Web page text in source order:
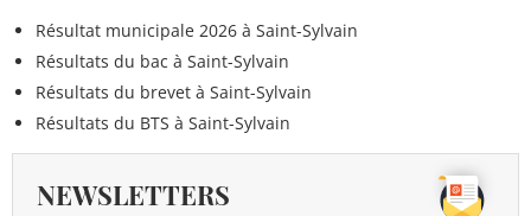
Résultat municipale 2026 à Saint-Sylvain
Résultats du bac à Saint-Sylvain
Résultats du brevet à Saint-Sylvain
Résultats du BTS à Saint-Sylvain
NEWSLETTERS